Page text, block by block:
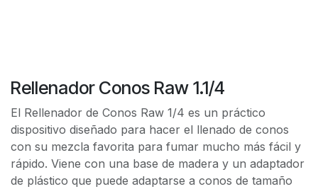
Rellenador Conos Raw 1.1/4
El Rellenador de Conos Raw 1/4 es un práctico
dispositivo diseñado para hacer el llenado de conos
con su mezcla favorita para fumar mucho más fácil y
rápido. Viene con una base de madera y un adaptador
de plástico que puede adaptarse a conos de tamaño